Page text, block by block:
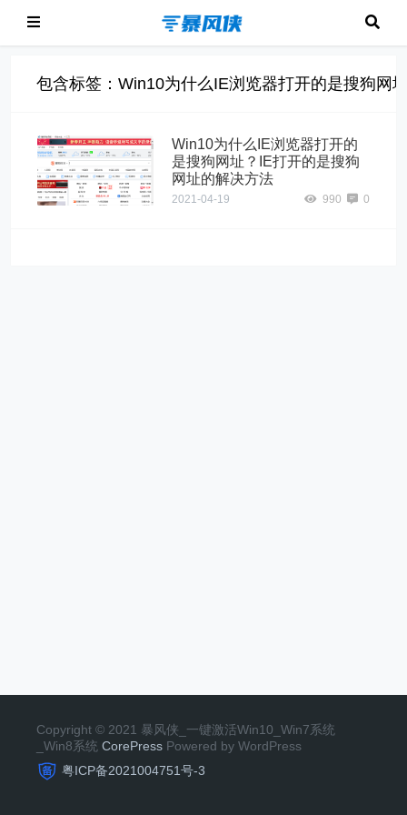
包含标签：Win10为什么IE浏览器打开的是搜狗网
Win10为什么IE浏览器打开的
是搜狗网址？IE打开的是搜狗
网址的解决方法
2021-04-19 990 0
Copyright © 2021 暴风侠_一键激活Win10_Win7系统
_Win8系统 CorePress Powered by WordPress
粤ICP备2021004751号-3